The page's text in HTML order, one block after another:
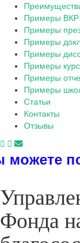
Примеры ВКР
Примеры
Примеры
Примеры
Примеры
Примеры
Примеры
Статьи
Контакты
Отзывы
Фонда